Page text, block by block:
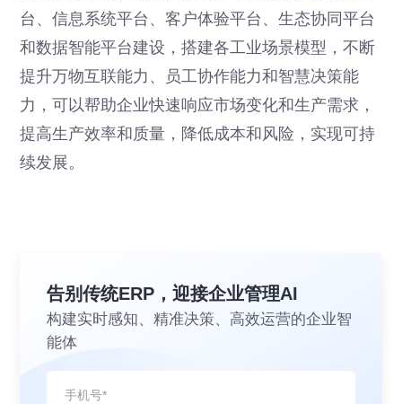
台、信息系统平台、客户体验平台、生态协同平台
和数据智能平台建设，搭建各工业场景模型，不断
提升万物互联能力、员工协作能力和智慧决策能
力，可以帮助企业快速响应市场变化和生产需求，
提高生产效率和质量，降低成本和风险，实现可持
续发展。
告别传统ERP，迎接企业管理AI
构建实时感知、精准决策、高效运营的企业智
能体